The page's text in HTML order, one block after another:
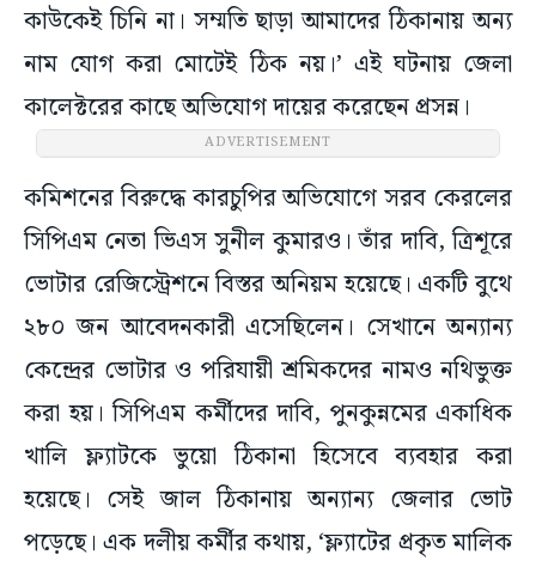
কাউকেই চিনি না। সম্মতি ছাড়া আমাদের ঠিকানায় অন্য
নাম যোগ করা মোটেই ঠিক নয়।’ এই ঘটনায় জেলা
কালেক্টরের কাছে অভিযোগ দায়ের করেছেন প্রসন্ন।
ADVERTISEMENT
কমিশনের বিরুদ্ধে কারচুপির অভিযোগে সরব কেরলের
সিপিএম নেতা ভিএস সুনীল কুমারও। তাঁর দাবি, ত্রিশূরে
ভোটার রেজিস্ট্রেশনে বিস্তর অনিয়ম হয়েছে। একটি বুথে
২৮০ জন আবেদনকারী এসেছিলেন। সেখানে অন্যান্য
কেন্দ্রের ভোটার ও পরিযায়ী শ্রমিকদের নামও নথিভুক্ত
করা হয়। সিপিএম কর্মীদের দাবি, পুনকুন্নমের একাধিক
খালি ফ্ল্যাটকে ভুয়ো ঠিকানা হিসেবে ব্যবহার করা
হয়েছে। সেই জাল ঠিকানায় অন্যান্য জেলার ভোট
পড়েছে। এক দলীয় কর্মীর কথায়, ‘ফ্ল্যাটের প্রকৃত মালিক